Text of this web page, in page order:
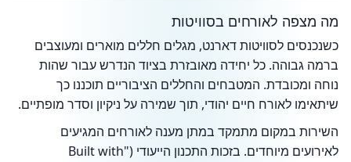
מה מצפה לאורחים בסוויטות
כשנכנסים לסוויטות דארנט, מגלים חללים מוארים ומעוצבים
ברמה גבוהה. כל יחידה מאובזרת בציוד הנדרש עבור שהות
נוחה ומכובדת. המטבחים והחללים הציבוריים תוכננו כך
שיתאימו לאורח חיים יהודי, תוך שמירה על ניקיון וסדר מופתיים.
השירות במקום מתמקד במתן מענה לאורחים המגיעים
לאירועים מיוחדים. בזכות התכנון הייעודי ("Built with